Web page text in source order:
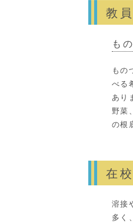
教
も
もの
べる
あり
野菜
の根
在
溶接
多く